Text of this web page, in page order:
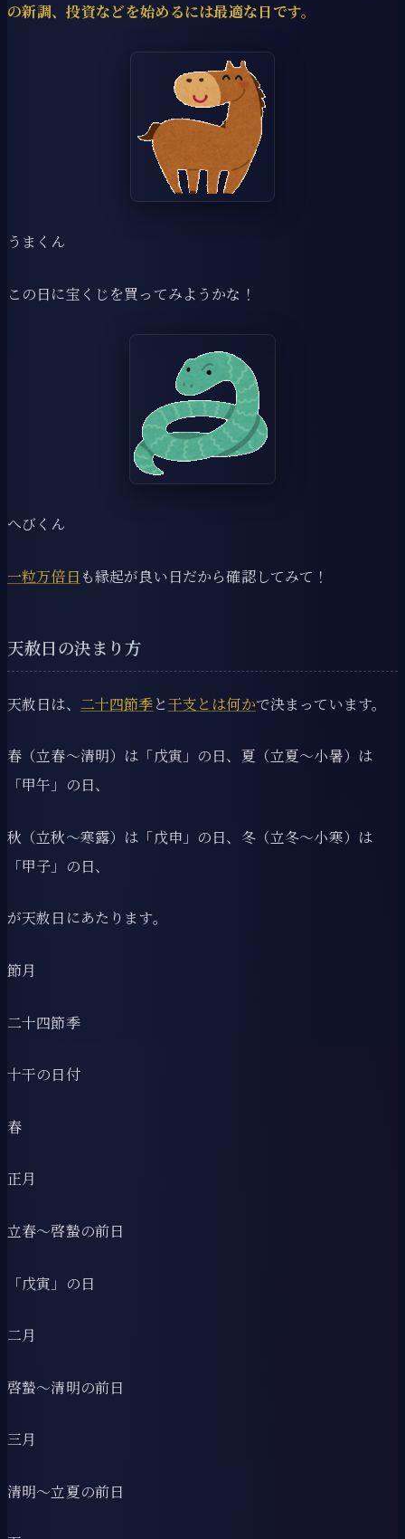
の新調、投資などを始めるには最適な日です。
うまくん
この日に宝くじを買ってみようかな！
へびくん
一粒万倍日 も縁起が良い日だから確認してみて！
天赦日の決まり方
天赦日は、 二十四節季と干支とは何かで決まっています。
春（立春～清明）は「戊寅」の日、夏（立夏～小暑）は
「甲午」の日、
秋（立秋～寒露）は「戊申」の日、冬（立冬～小寒）は
「甲子」の日、
が天赦日にあたります。
節月
二十四節季
十干の日付
春
正月
立春〜啓蟄の前日
「戊寅」の日
二月
啓蟄〜清明の前日
三月
清明〜立夏の前日